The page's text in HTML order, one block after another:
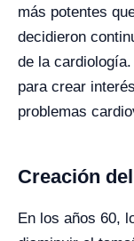
más potentes
decidieron
de la
para crear
problemas
Creación
En los años 60,